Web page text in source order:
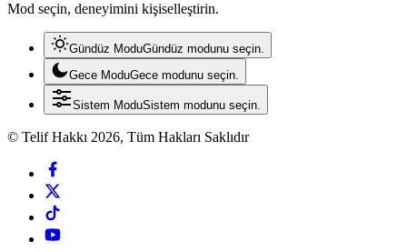
Mod seçin, deneyimini kişiselleştirin.
Gündüz ModuGündüz modunu seçin.
Gece ModuGece modunu seçin.
Sistem ModuSistem modunu seçin.
© Telif Hakkı 2026, Tüm Hakları Saklıdır